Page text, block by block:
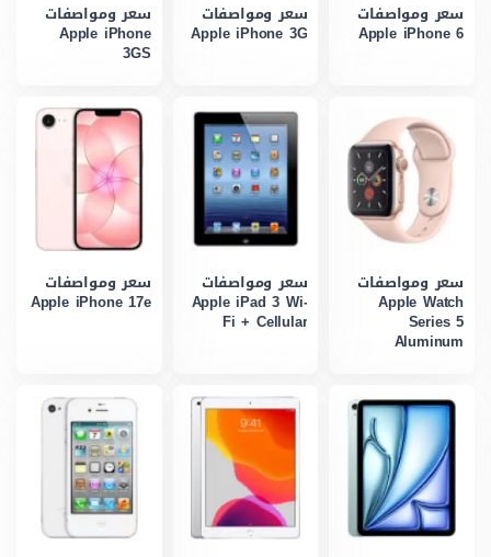
سعر ومواصفات
Apple iPhone 6
سعر ومواصفات
Apple iPhone 3G
سعر ومواصفات
Apple iPhone
3GS
سعر ومواصفات
Apple Watch
Series 5
Aluminum
سعر ومواصفات
Apple iPad 3 Wi-
Fi + Cellular
سعر ومواصفات
Apple iPhone 17e